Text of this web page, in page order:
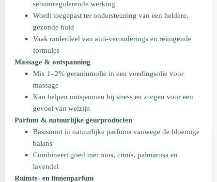
sebumregulerende werking
Wordt toegepast ter ondersteuning van een heldere,
gezonde huid
Vaak onderdeel van anti-verouderings en reinigende
formules
Massage & ontspanning
Mix 1–2% geraniumolie in een voedingsolie voor
massage
Kan helpen ontspannen bij stress en zorgen voor een
gevoel van welzijn
Parfum & natuurlijke geurproducten
Basisnoot in natuurlijke parfums vanwege de bloemige
balans
Combineert goed met roos, citrus, palmarosa en
lavendel
Ruimte- en linnenparfum